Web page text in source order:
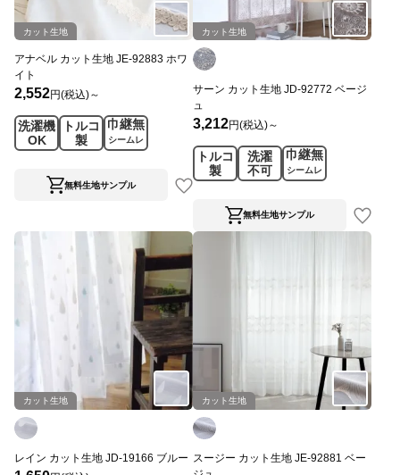
カット生地
アナベル カット生地 JE-92883 ホワ
イト
2,552円(税込)～
洗濯機
OK
トルコ
製
巾継無
シームレ
ス
無料生地サンプル
カット生地
サーン カット生地 JD-92772 ベージ
ュ
3,212円(税込)～
トルコ
製
洗濯
不可
巾継無
シームレ
ス
無料生地サンプル
カット生地
レイン カット生地 JD-19166 ブルー
カット生地
スージー カット生地 JE-92881 ベー